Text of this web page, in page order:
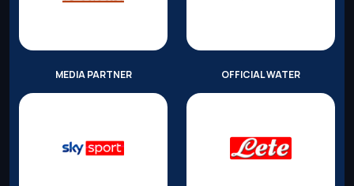
MEDIA PARTNER OFFICIAL WATER